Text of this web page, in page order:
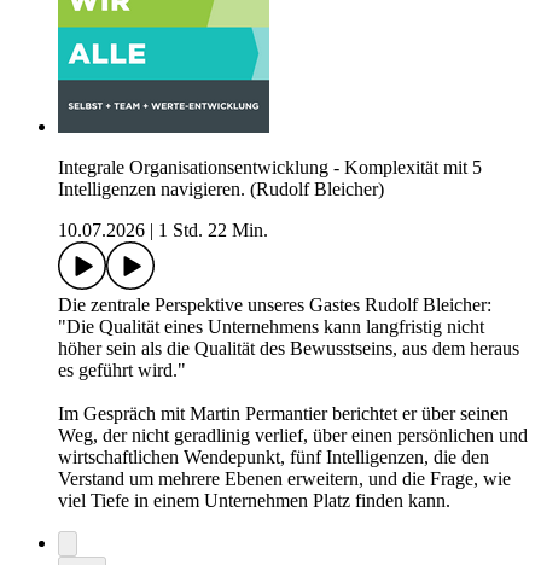
Integrale Organisationsentwicklung - Komplexität mit 5
Intelligenzen navigieren. (Rudolf Bleicher)
10.07.2026
1 Std. 22 Min.
Die zentrale Perspektive unseres Gastes Rudolf Bleicher:
"Die Qualität eines Unternehmens kann langfristig nicht
höher sein als die Qualität des Bewusstseins, aus dem heraus
es geführt wird."
Im Gespräch mit Martin Permantier berichtet er über seinen
Weg, der nicht geradlinig verlief, über einen persönlichen und
wirtschaftlichen Wendepunkt, fünf Intelligenzen, die den
Verstand um mehrere Ebenen erweitern, und die Frage, wie
viel Tiefe in einem Unternehmen Platz finden kann.